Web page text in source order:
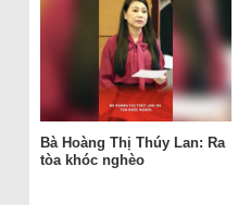
Bà Hoàng Thị Thúy Lan: Ra
tòa khóc nghèo